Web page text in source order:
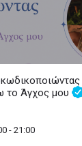
το Άγχος μου
- 21:00